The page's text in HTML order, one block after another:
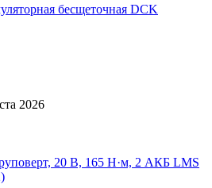
бесщеточная DCK
2026